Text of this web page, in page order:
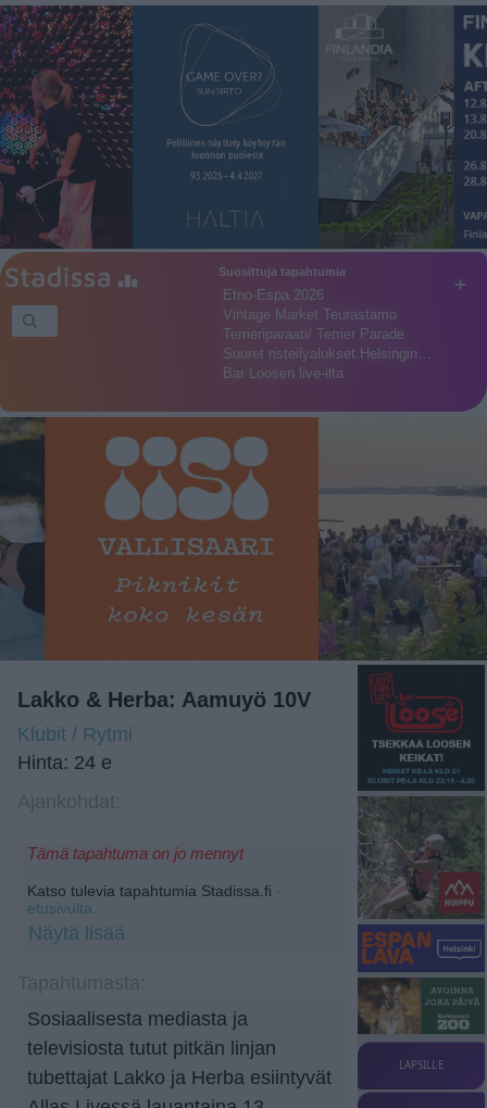
+
Suosittuja tapahtumia
Etno-Espa 2026
Vintage Market Teurastamo
Terrieriparaati/ Terrier Parade
Suuret risteilyalukset Helsingin…
Bar Loosen live-ilta
Lakko & Herba: Aamuyö 10V
Klubit / Rytmi
Hinta: 24 e
Tämä tapahtuma on jo mennyt
Katso tulevia tapahtumia Stadissa.fi -
etusivulta.
Näytä lisää
Sosiaalisesta mediasta ja
televisiosta tutut pitkän linjan
tubettajat Lakko ja Herba esiintyvät
LAPSILLE